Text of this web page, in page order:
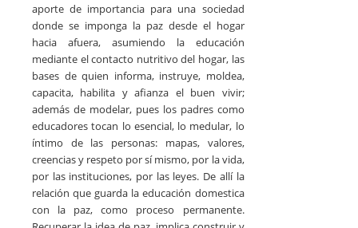
aporte de importancia para una sociedad
donde se imponga la paz desde el hogar
hacia afuera, asumiendo la educación
mediante el contacto nutritivo del hogar, las
bases de quien informa, instruye, moldea,
capacita, habilita y afianza el buen vivir;
además de modelar, pues los padres como
educadores tocan lo esencial, lo medular, lo
íntimo de las personas: mapas, valores,
creencias y respeto por sí mismo, por la vida,
por las instituciones, por las leyes. De allí la
relación que guarda la educación domestica
con la paz, como proceso permanente.